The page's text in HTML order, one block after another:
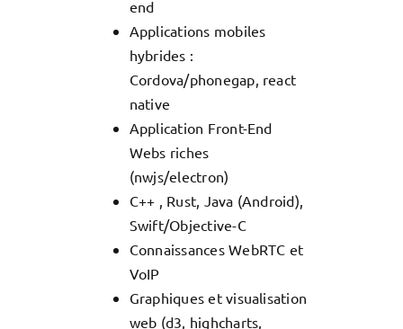
end
Applications mobiles
hybrides :
Cordova/phonegap, react
native
Application Front-End
Webs riches
(nwjs/electron)
C++ , Rust, Java (Android),
Swift/Objective-C
Connaissances WebRTC et
VoIP
Graphiques et visualisation
web (d3, highcharts,